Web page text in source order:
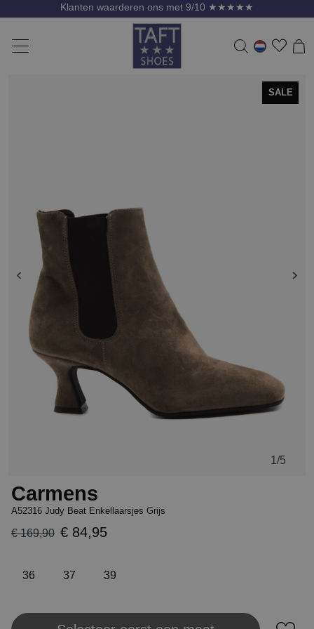
Klanten waarderen ons met 9/10 ★★★★★
1 /5
SALE
Carmens
A52316 Judy Beat Enkellaarsjes Grijs
€ 169,90 € 84,95
36 37 39